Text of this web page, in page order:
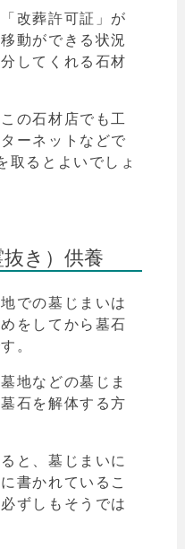
「 改葬許可証」が
動ができる状況
してくれる石材
の石材店でも工
ーネットなどで
取るとよいでしょ
き）供養
での墓じまいは
をしてから墓石
。
地などの墓じま
石を解体する方
と、墓じまいに
書かれているこ
ずしもそうでは